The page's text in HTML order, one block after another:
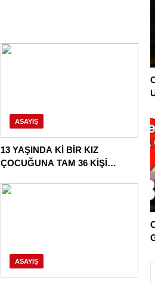
ASAYIŞ
13 YAŞINDA Kİ BİR KIZ
ÇOCUĞUNA TAM 36 KİŞİ
BU HALK NEREYE SAVRULDU
ASAYIŞ